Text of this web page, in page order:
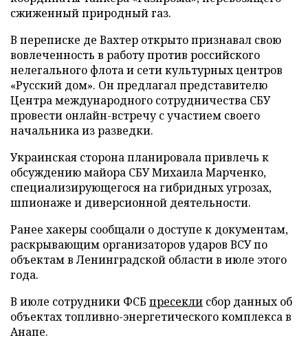
сжиженный природный газ.
В переписке де Вахтер открыто признавал свою
вовлеченность в работу против российского
нелегального флота и сети культурных центров
«Русский дом». Он предлагал представителю
Центра международного сотрудничества СБУ
провести онлайн-встречу с участием своего
начальника из разведки.
Украинская сторона планировала привлечь к
обсуждению майора СБУ Михаила Марченко,
специализирующегося на гибридных угрозах,
шпионаже и диверсионной деятельности.
Ранее хакеры сообщали о доступе к документам,
раскрывающим организаторов ударов ВСУ по
объектам в Ленинградской области в июле этого
года.
В июле сотрудники ФСБ пресекли сбор данных об
объектах топливно-энергетического комплекса в
Анапе.